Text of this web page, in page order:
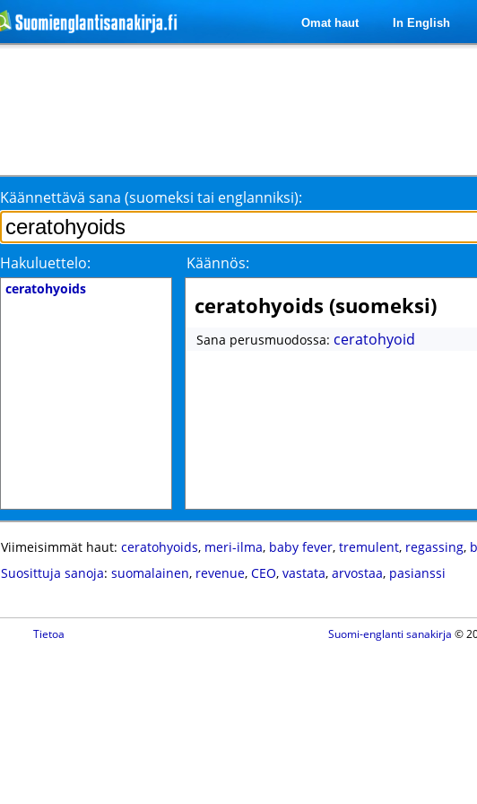
Omat haut In English
Käännettävä sana (suomeksi tai englanniksi):
Hakuluettelo: Käännös:
ceratohyoids
ceratohyoids (suomeksi)
Sana perusmuodossa: ceratohyoid
Viimeisimmät haut: ceratohyoids, meri-ilma, baby fever, tremulent, regassing,
Suosittuja sanoja: suomalainen, revenue, CEO, vastata, arvostaa, pasianssi
Tietoa Suomi-englanti sanakirja ©